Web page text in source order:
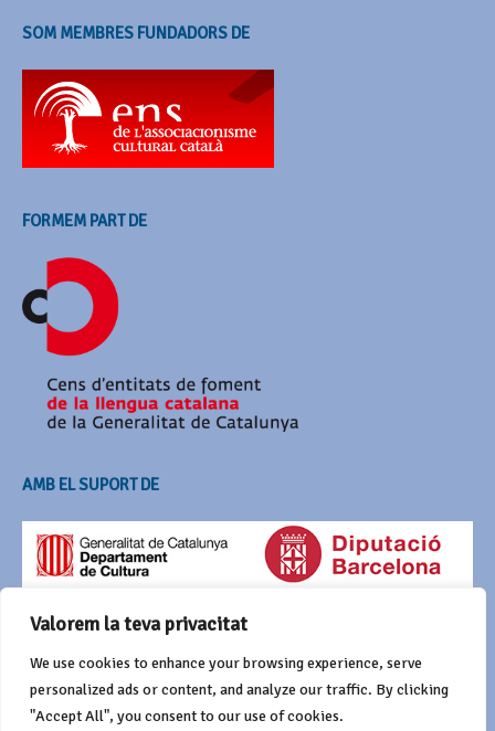
Valorem la teva privacitat
We use cookies to enhance your browsing experience, serve
personalized ads or content, and analyze our traffic. By clicking
"Accept All", you consent to our use of cookies.
SOM MEMBRES FUNDADORS DE
FORMEM PART DE
AMB EL SUPORT DE